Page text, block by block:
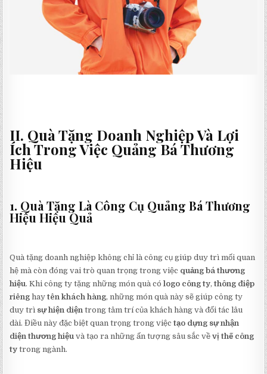
II. Quà Tặng Doanh Nghiệp Và Lợi
Ích Trong Việc Quảng Bá Thương
Hiệu
1. Quà Tặng Là Công Cụ Quảng Bá Thương
Hiệu Hiệu Quả
Quà tặng doanh nghiệp không chỉ là công cụ giúp duy trì mối quan
hệ mà còn đóng vai trò quan trọng trong việc quảng bá thương
hiệu. Khi công ty tặng những món quà cólogo công ty,thông điệp
riêng haytên khách hàng, những món quà này sẽ giúp công ty
duy trì sự hiện diện trong tâm trí của khách hàng và đối tác lâu
dài. Điều này đặc biệt quan trọng trong việctạo dựng sự nhận
diện thương hiệu và tạo ra những ấn tượng sâu sắc vềvị thế công
ty trong ngành.